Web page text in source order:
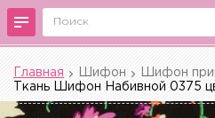
Главная Шифон
Шифон
Ткань Шифон Набивной 0375